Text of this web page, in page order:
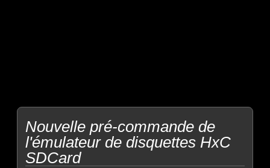
Nouvelle pré-commande de
l'émulateur de disquettes HxC
SDCard